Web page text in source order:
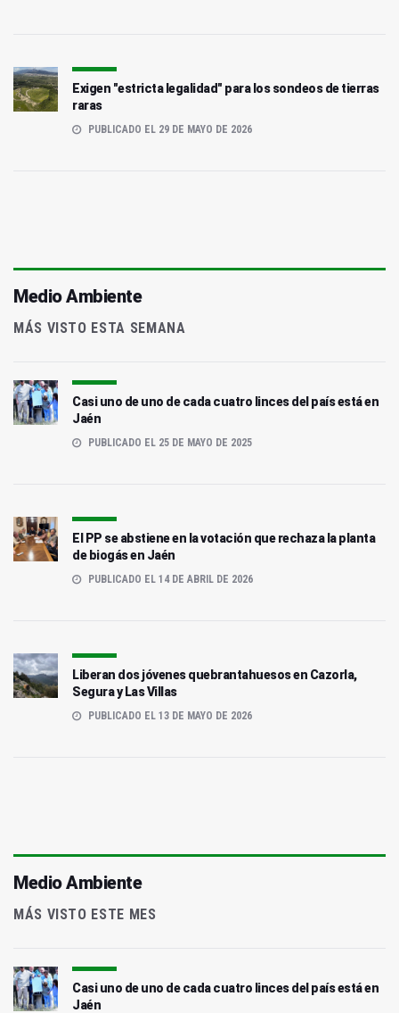
Exigen "estricta legalidad" para los sondeos de tierras
raras
PUBLICADO EL 29 DE MAYO DE 2026
Medio Ambiente
MÁS VISTO ESTA SEMANA
Casi uno de uno de cada cuatro linces del país está en
Jaén
PUBLICADO EL 25 DE MAYO DE 2025
El PP se abstiene en la votación que rechaza la planta
de biogás en Jaén
PUBLICADO EL 14 DE ABRIL DE 2026
Liberan dos jóvenes quebrantahuesos en Cazorla,
Segura y Las Villas
PUBLICADO EL 13 DE MAYO DE 2026
Medio Ambiente
MÁS VISTO ESTE MES
Casi uno de uno de cada cuatro linces del país está en
Jaén